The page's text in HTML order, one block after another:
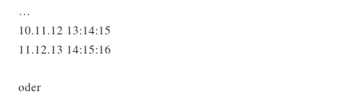
…
10.11.12 13:14:15
11.12.13 14:15:16
oder